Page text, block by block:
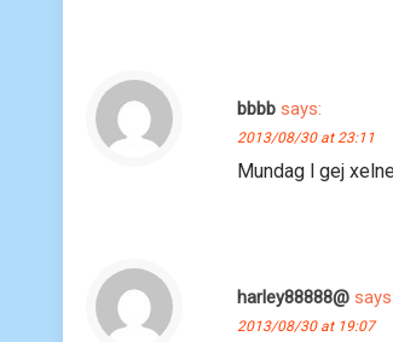
bbbb says:
2013/08/30 at 23:11
Mundag l gej
harley88888@ says:
2013/08/30 at 19:07